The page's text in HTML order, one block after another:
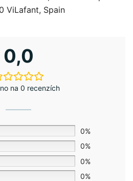
ViLafant, Spain
0,0
na 0 recenzích
0%
0%
0%
0%